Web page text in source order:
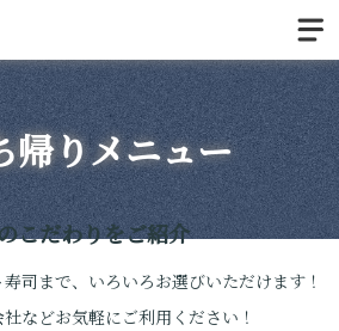
帰りメニュー
こだわりをご紹介
司まで、いろいろお選びいただけます！
などお気軽にご利用ください！